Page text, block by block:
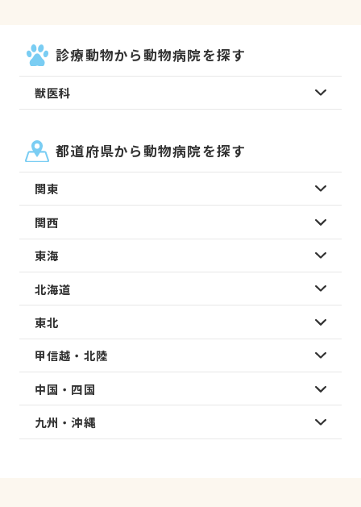
診療動物から動物病院を探す
獣医科
都道府県から動物病院を探す
関東
関西
東海
北海道
東北
甲信越・北陸
中国・四国
九州・沖縄